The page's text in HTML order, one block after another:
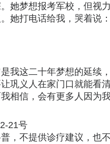
她梦想报考军校，但视
她打电话给我，哭着说
我这二十年梦想的延续
巩义人在家门口就能看
相信，会有更多人因为
21号
普，不提供诊疗建议，